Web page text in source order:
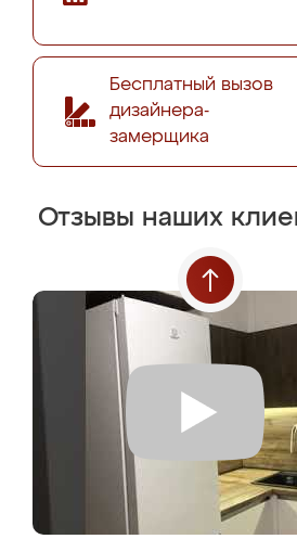
Бесплатный вызов
дизайнера-
замерщика
Отзывы наших